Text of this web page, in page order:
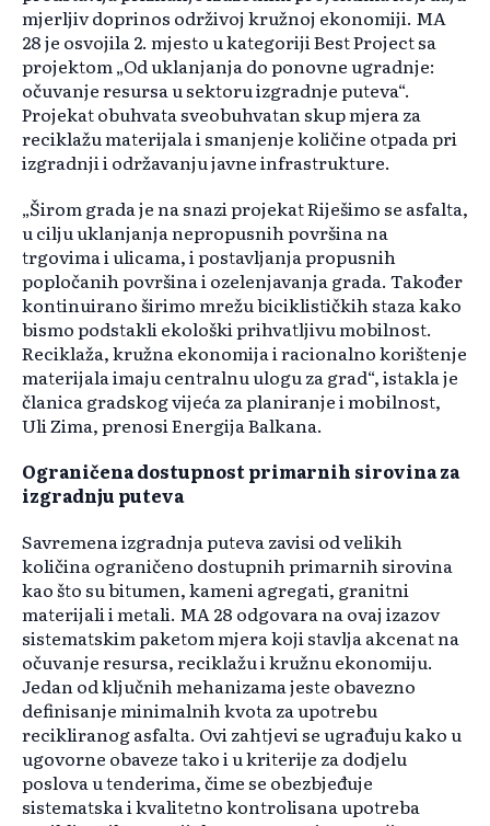
mjerljiv doprinos održivoj kružnoj ekonomiji. MA
28 je osvojila 2. mjesto u kategoriji Best Project sa
projektom „Od uklanjanja do ponovne ugradnje:
očuvanje resursa u sektoru izgradnje puteva“.
Projekat obuhvata sveobuhvatan skup mjera za
reciklažu materijala i smanjenje količine otpada pri
izgradnji i održavanju javne infrastrukture.
„Širom grada je na snazi projekat Riješimo se asfalta,
u cilju uklanjanja nepropusnih površina na
trgovima i ulicama, i postavljanja propusnih
popločanih površina i ozelenjavanja grada. Također
kontinuirano širimo mrežu biciklističkih staza kako
bismo podstakli ekološki prihvatljivu mobilnost.
Reciklaža, kružna ekonomija i racionalno korištenje
materijala imaju centralnu ulogu za grad“, istakla je
članica gradskog vijeća za planiranje i mobilnost,
Uli Zima, prenosi Energija Balkana.
Ograničena dostupnost primarnih sirovina za
izgradnju puteva
Savremena izgradnja puteva zavisi od velikih
količina ograničeno dostupnih primarnih sirovina
kao što su bitumen, kameni agregati, granitni
materijali i metali. MA 28 odgovara na ovaj izazov
sistematskim paketom mjera koji stavlja akcenat na
očuvanje resursa, reciklažu i kružnu ekonomiju.
Jedan od ključnih mehanizama jeste obavezno
definisanje minimalnih kvota za upotrebu
recikliranog asfalta. Ovi zahtjevi se ugrađuju kako u
ugovorne obaveze tako i u kriterije za dodjelu
poslova u tenderima, čime se obezbjeđuje
sistematska i kvalitetno kontrolisana upotreba